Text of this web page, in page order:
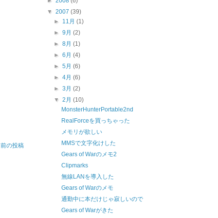
前の投稿
▼ 2007 (39)
► 11月(1)
►9月(2)
►8月(1)
►6月(4)
►5月(6)
►4月(6)
►3月(2)
▼2月(10)
MonsterHunterPortable2nd
RealForceを買っちゃった
メモリが欲しい
MMSで文字化けした
Gears of Warのメモ2
Clipmarks
無線LANを導入した
Gears of Warのメモ
通勤中に本だけじゃ寂しいので
Gears of Warがきた